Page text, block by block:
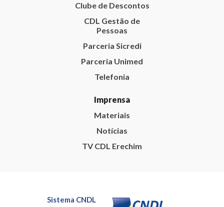
Clube de Descontos
CDL Gestão de
Pessoas
Parceria Sicredi
Parceria Unimed
Telefonia
Imprensa
Materiais
Notícias
TV CDL Erechim
Sistema CNDL